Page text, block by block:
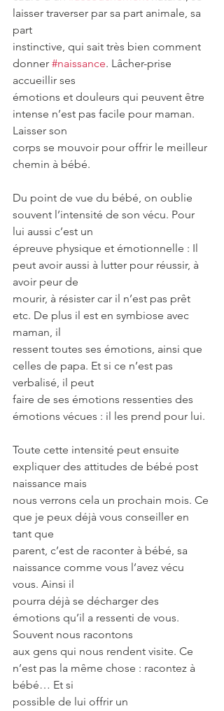
laisser traverser par sa part animale, sa
part
instinctive, qui sait très bien comment
donner #naissance. Lâcher-prise
accueillir ses
émotions et douleurs qui peuvent être
intense n’est pas facile pour maman.
Laisser son
corps se mouvoir pour offrir le meilleur
chemin à bébé.
Du point de vue du bébé, on oublie
souvent l’intensité de son vécu. Pour
lui aussi c’est un
épreuve physique et émotionnelle : Il
peut avoir aussi à lutter pour réussir, à
avoir peur de
mourir, à résister car il n’est pas prêt
etc. De plus il est en symbiose avec
maman, il
ressent toutes ses émotions, ainsi que
celles de papa. Et si ce n’est pas
verbalisé, il peut
faire de ses émotions ressenties des
émotions vécues : il les prend pour lui.
Toute cette intensité peut ensuite
expliquer des attitudes de bébé post
naissance mais
nous verrons cela un prochain mois. Ce
que je peux déjà vous conseiller en
tant que
parent, c’est de raconter à bébé, sa
naissance comme vous l’avez vécu
vous. Ainsi il
pourra déjà se décharger des
émotions qu’il a ressenti de vous.
Souvent nous racontons
aux gens qui nous rendent visite. Ce
n’est pas la même chose : racontez à
bébé… Et si
possible de lui offrir un